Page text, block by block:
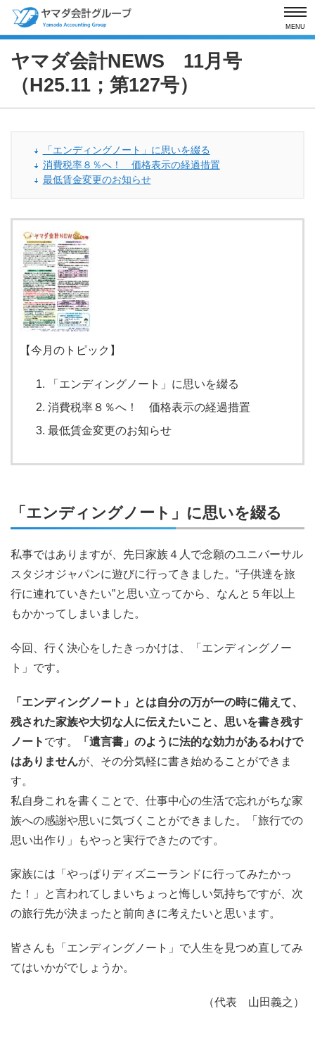
MENU
ヤマダ会計NEWS 11月号
（H25.11；第127号）
「エンディングノート」に思いを綴る
消費税率８％へ！ 価格表示の経過措置
最低賃金変更のお知らせ
【今月のトピック】
「エンディングノート」に思いを綴る
消費税率８％へ！ 価格表示の経過措置
最低賃金変更のお知らせ
「エンディングノート」に思いを綴る
私事ではありますが、先日家族４人で念願のユニバーサル
スタジオジャパンに遊びに行ってきました。“子供達を旅
行に連れていきたい”と思い立ってから、なんと５年以上
もかかってしまいました。
今回、行く決心をしたきっかけは、「エンディングノー
ト」です。
「エンディングノート」とは自分の万が一の時に備えて、
残された家族や大切な人に伝えたいこと、思いを書き残す
ノート です。
「遺言書」のように法的な効力があるわけで
はありませんが、その分気軽に書き始めることができま
す。
私自身これを書くことで、仕事中心の生活で忘れがちな家
族への感謝や思いに気づくことができました。「旅行での
思い出作り」もやっと実行できたのです。
家族には「やっぱりディズニーランドに行ってみたかっ
た！」と言われてしまいちょっと悔しい気持ちですが、次
の旅行先が決まったと前向きに考えたいと思います。
皆さんも「エンディングノート」で人生を見つめ直してみ
てはいかがでしょうか。
（代表 山田義之）